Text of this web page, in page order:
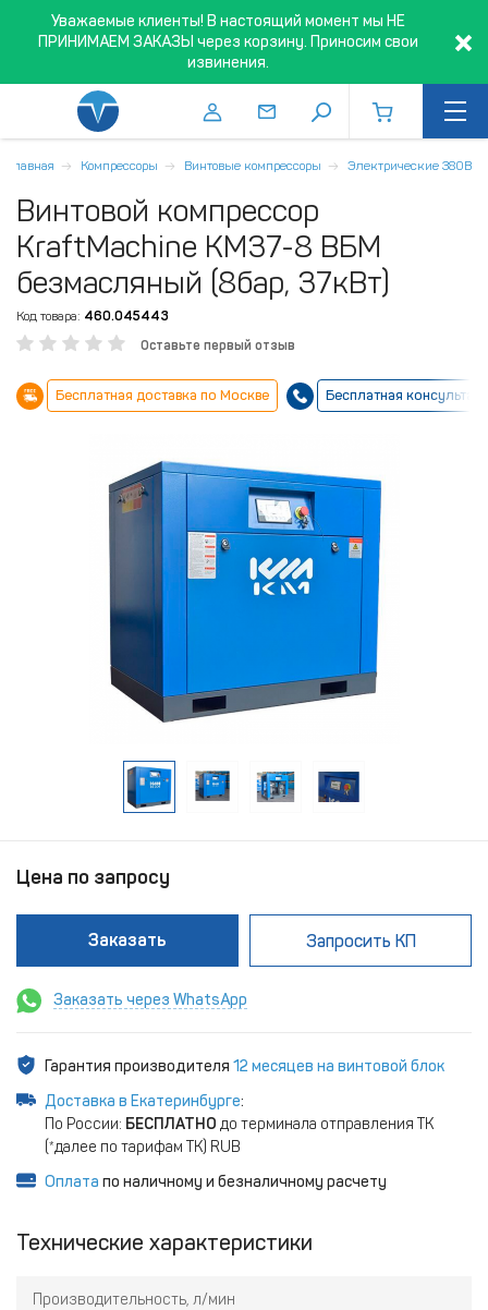
Уважаемые клиенты! В настоящий момент мы НЕ
ПРИНИМАЕМ ЗАКАЗЫ через корзину. Приносим свои
извинения.
Главная Компрессоры Винтовые компрессоры Электрические 380В
Винтовой компрессор
KraftMachine KM37-8 ВБМ
безмасляный (8бар, 37кВт)
Код товара: 460.045443
Оставьте первый отзыв
Бесплатная доставка по Москве Бесплатная
Цена по запросу
Заказать Запросить КП
Заказать через WhatsApp
Гарантия производителя 12 месяцев на винтовой блок
Доставка в Екатеринбурге:
По России: БЕСПЛАТНО до терминала отправления ТК
(*далее по тарифам ТК) RUB
Оплата по наличному и безналичному расчету
Технические характеристики
Производительность, л/мин